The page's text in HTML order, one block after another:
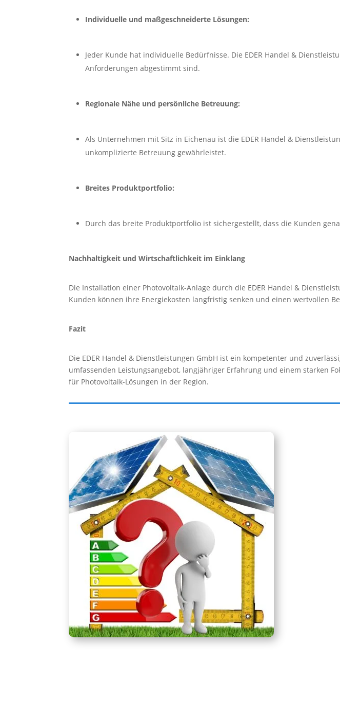
Individuelle und maßgeschneiderte Lösungen:
Jeder Kunde hat individuelle Bedürfnisse. Die EDER Handel &
Anforderungen abgestimmt sind.
Regionale Nähe und persönliche Betreuung:
Als Unternehmen mit Sitz in Eichenau ist die EDER Handel &
unkomplizierte Betreuung gewährleistet.
Breites Produktportfolio:
Durch das breite Produktportfolio ist sichergestellt, dass die Kunden
Nachhaltigkeit und Wirtschaftlichkeit im Einklang
Die Installation einer Photovoltaik-Anlage durch die EDER Handel &
Kunden können ihre Energiekosten langfristig senken und einen wertvollen
Fazit
Die EDER Handel & Dienstleistungen GmbH ist ein kompetenter und
umfassenden Leistungsangebot, langjähriger Erfahrung und einem starken
für Photovoltaik-Lösungen in der Region.